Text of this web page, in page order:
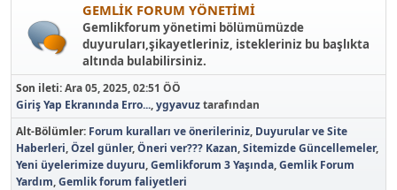
GEMLİK FORUM YÖNETİMİ
Gemlikforum yönetimi bölümümüzde
duyuruları,şikayetleriniz, istekleriniz bu başlıkta
altında bulabilirsiniz.
Son ileti:Ara 05, 2025, 02:51 ÖÖ
Giriş Yap Ekranında Erro...,ygyavuztarafından
Alt-Bölümler Forum kuralları ve önerileriniz Duyurular ve Site
Haberleri Özel günler Öneri ver??? Kazan Sitemizde Güncellemeler
Yeni üyelerimize duyuru Gemlikforum 3 Yaşında Gemlik Forum
Yardım Gemlik forum faliyetleri